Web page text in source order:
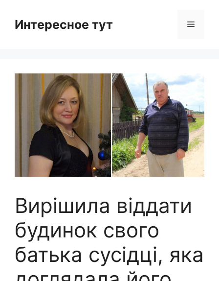
contentИнтересное тут Menu
Вирішила віддати
будинок свого
батька сусідці, яка